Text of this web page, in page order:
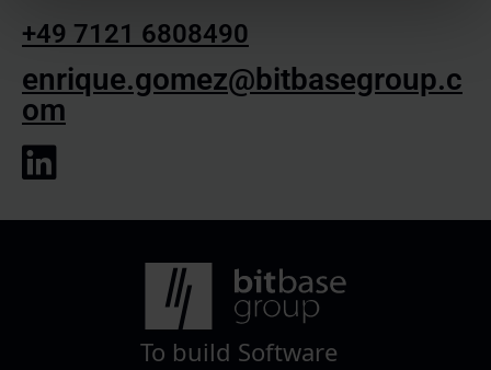
Wirkung für die Zukunft widerrufen. Weitere
Informationen zu den eingesetzten Technologien, ihren
Zwecken, Anbietern und Speicherdauern finden Sie in
unsererCookie-Richtlinie.
+49 7121 6808490
enrique.gomez@bitbasegroup.c
om
To build Software